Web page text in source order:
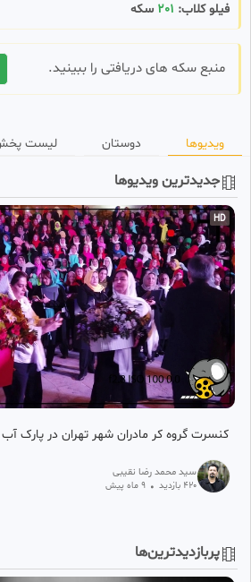
فیلو کلاب: 201 سکه
منبع سکه های دریافتی را ببینید.
ویدیوها دوستان لیست
جدیدترین ویدیوها
HD
کنسرت گروه کر مادران شهر تهران در پارک
سید محمد رضا نقیبی
420 بازدید • 9 ماه پیش
پربازدیدترین‌ها